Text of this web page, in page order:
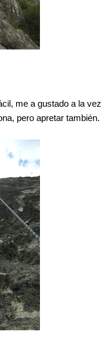
me a gustado a la
pero apretar también.